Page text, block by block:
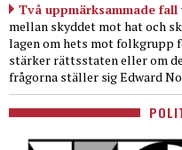
Två uppmärksammade fall
mellan skyddet mot hat och
lagen om hets mot folkgrupp
stärker rättsstaten eller om
frågorna ställer sig Edward